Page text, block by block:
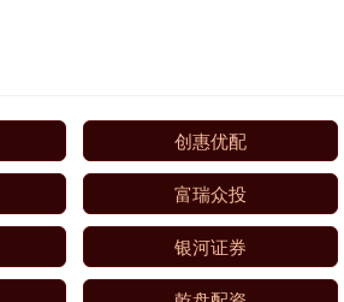
创惠优配
富瑞众投
银河证券